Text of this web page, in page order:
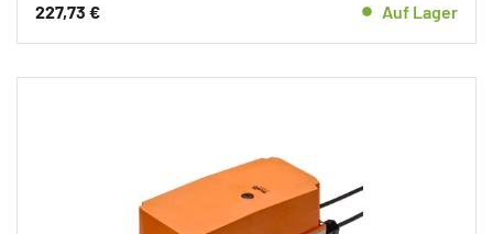
227,73 € Auf Lager